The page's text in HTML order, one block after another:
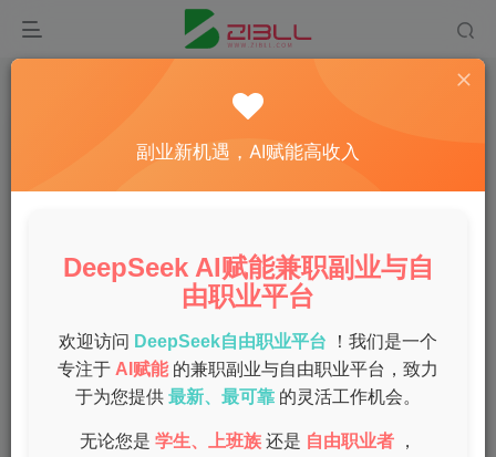
2023年最赚钱的手机兼职项目推荐与揭秘
关注 私信
随着移动互联网的快速发展，手机兼职成为了越来越多人的
选择。尤其是在2023年，很多新兴的手机兼职项目涌现出
来，吸引了大量的兼职者。下面，我们将为您推荐一些最赚
钱的手机兼职项目，并对它们进行深入揭秘。
在线问卷调查
副业新机遇，AI赋能高收入
DeepSeek AI赋能兼职副业与自
由职业平台
欢迎访问 DeepSeek自由职业平台
！我们是一个
专注于 AI赋能 的兼职副业与自由职业平台，致力
于为您提供 最新、最可靠 的灵活工作机会。
无论您是 学生、上班族 还是 自由职业者
，